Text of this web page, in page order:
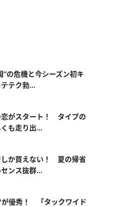
”の危機と今シーズン初キ
テク勃...
がスタート！ タイプの
も走り出...
しか買えない！ 夏の帰省
ンス抜群...
が優秀！ 「タックワイド